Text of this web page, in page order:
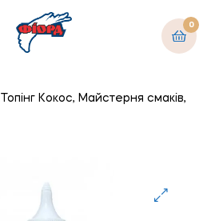
0
Топінг Кокос, Майстерня смаків,